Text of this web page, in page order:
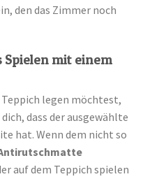
den das Zimmer noch
Spielen mit einem
Teppich legen möchtest,
dass der ausgewählte
hat. Wenn dem nicht so
auf dem Teppich spielen